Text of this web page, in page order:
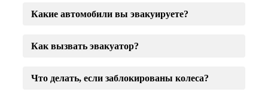
Какие автомобили вы эвакуируете?
Как вызвать эвакуатор?
Что делать, если заблокированы колеса?